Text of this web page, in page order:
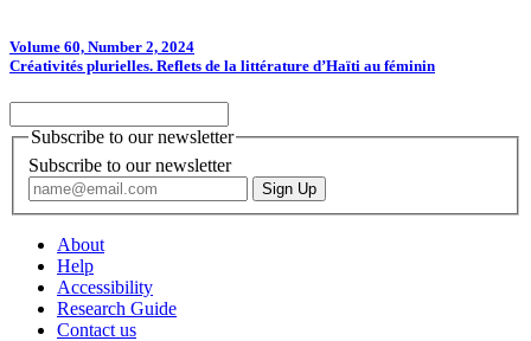
Volume 60, Number 2, 2024
Créativités plurielles. Reflets de la littérature d’Haïti au féminin
Subscribe to our newsletter
Subscribe to our newsletter
About
Help
Accessibility
Research Guide
Contact us